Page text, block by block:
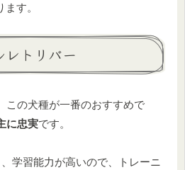
す。
トリバー
この犬種が一番のおすすめで
に忠実です。
学習能力が高いので、トレーニ